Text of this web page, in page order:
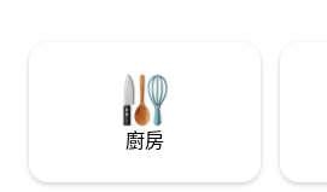
灘，這是一個美麗的海灘，可以享受夏
廚房